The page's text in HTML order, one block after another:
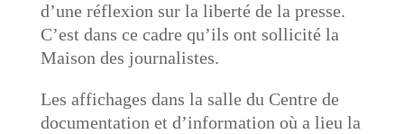
d’une réflexion sur la liberté de la presse.
C’est dans ce cadre qu’ils ont sollicité la
Maison des journalistes.
Les affichages dans la salle du Centre de
documentation et d’information où a lieu la